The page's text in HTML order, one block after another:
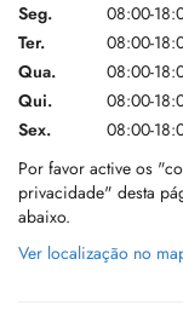
Seg.
08:00-
Ter.
08:00-
Qua.
08:00-
Qui.
08:00-
Sex.
08:00-
Por favor active os
privacidade" desta
abaixo.
Ver localização no